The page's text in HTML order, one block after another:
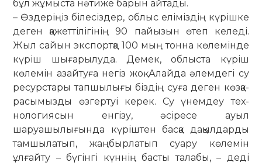
бұл жұмыста нәтиже барын айтады.
– Өздеріңіз білесіздер, облыс елі­міздің күрішке
деген қажеттілігінің 90 пайызын өтеп келеді.
Жыл сайын экспортқа 100 мың тонна көлемінде
күріш шығарылуда. Демек, облыста күріш
көлемін азайтуға негіз жоқ. Алайда әлемдегі су
ресурстары тап­шы­лығы біздің суға деген көзқа­
ра­сымызды өзгертуі керек. Су үнемдеу тех­
нологиясын енгізу, әсіресе ауыл
шаруашылығында күріштен басқа дақылдарды
тамшылатып, жаңбыр­латып суару көлемін
ұлғайту – бүгінгі күннің басты талабы, – деді